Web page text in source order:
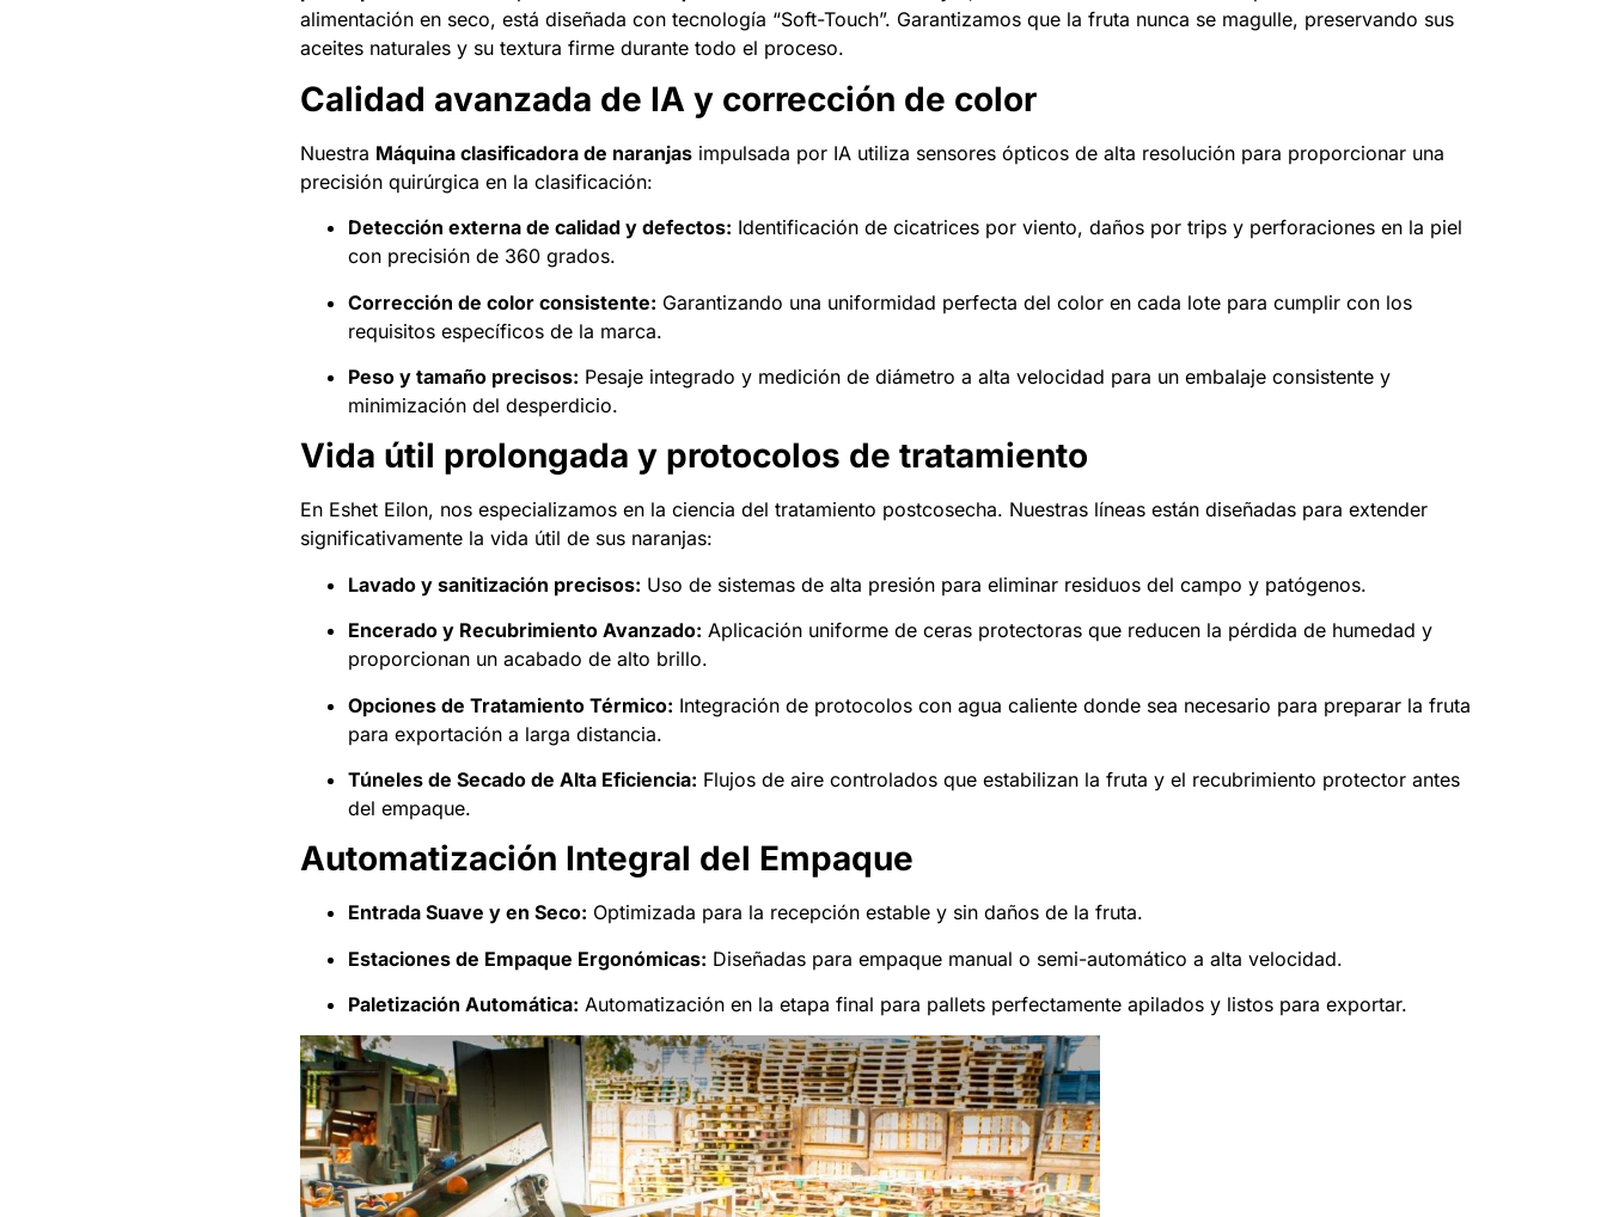
alimentación en seco, está diseñada con tecnología “Soft-Touch”. Garantizamos que la fruta nunca se magulle, preservando sus
aceites naturales y su textura firme durante todo el proceso.
Calidad avanzada de IA y corrección de color
Nuestra Máquina clasificadora de naranjasimpulsada por IA utiliza sensores ópticos de alta resolución para proporcionar una
precisión quirúrgica en la clasificación:
Detección externa de calidad y defectos: Identificación de cicatrices por viento, daños por trips y perforaciones en la piel
con precisión de 360 grados.
Corrección de color consistente: Garantizando una uniformidad perfecta del color en cada lote para cumplir con los
requisitos específicos de la marca.
Peso y tamaño precisos: Pesaje integrado y medición de diámetro a alta velocidad para un embalaje consistente y
minimización del desperdicio.
Vida útil prolongada y protocolos de tratamiento
En Eshet Eilon, nos especializamos en la ciencia del tratamiento postcosecha. Nuestras líneas están diseñadas para extender
significativamente la vida útil de sus naranjas:
Lavado y sanitización precisos: Uso de sistemas de alta presión para eliminar residuos del campo y patógenos.
Encerado y Recubrimiento Avanzado: Aplicación uniforme de ceras protectoras que reducen la pérdida de humedad y
proporcionan un acabado de alto brillo.
Opciones de Tratamiento Térmico: Integración de protocolos con agua caliente donde sea necesario para preparar la fruta
para exportación a larga distancia.
Túneles de Secado de Alta Eficiencia: Flujos de aire controlados que estabilizan la fruta y el recubrimiento protector antes
del empaque.
Automatización Integral del Empaque
Entrada Suave y en Seco: Optimizada para la recepción estable y sin daños de la fruta.
Estaciones de Empaque Ergonómicas: Diseñadas para empaque manual o semi-automático a alta velocidad.
Paletización Automática: Automatización en la etapa final para pallets perfectamente apilados y listos para exportar.